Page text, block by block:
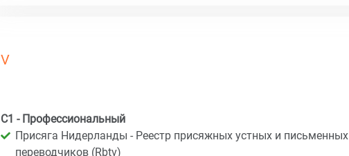
V
C1 - Профессиональный
Присяга Нидерланды - Реестр присяжных устных и письменных
переводчиков (Rbtv)